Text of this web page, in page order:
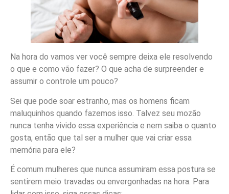
Na hora do vamos ver você sempre deixa ele resolvendo
o que e como vão fazer? O que acha de surpreender e
assumir o controle um pouco?
Sei que pode soar estranho, mas os homens ficam
maluquinhos quando fazemos isso. Talvez seu mozão
nunca tenha vivido essa experiência e nem saiba o quanto
gosta, então que tal ser a mulher que vai criar essa
memória para ele?
É comum mulheres que nunca assumiram essa postura se
sentirem meio travadas ou envergonhadas na hora. Para